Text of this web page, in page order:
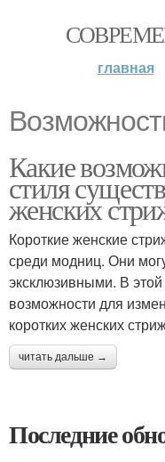
главная
Какие
стиля
женских
Короткие женские
среди модниц. Они
эксклюзивными. В
возможности для
коротких женских
читать дальше →
Последние